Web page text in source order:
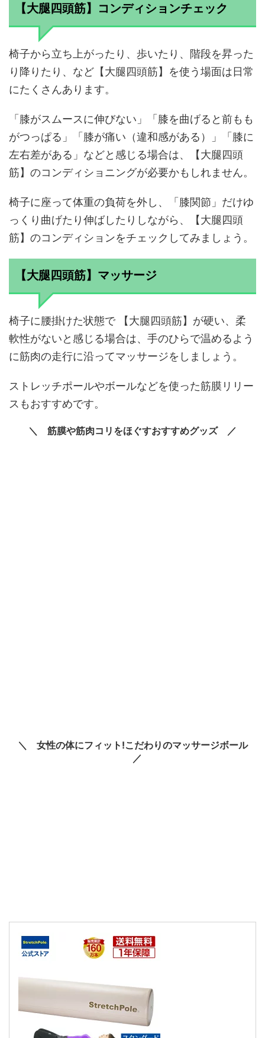
【大腿四頭筋】コンディションチェック
椅子から立ち上がったり、歩いたり、階段を昇った
り降りたり、など【大腿四頭筋】を使う場面は日常
にたくさんあります。
「膝がスムースに伸びない」「膝を曲げると前もも
がつっぱる」「膝が痛い（違和感がある）」「膝に
左右差がある」などと感じる場合は、【大腿四頭
筋】のコンディショニングが必要かもしれません。
椅子に座って体重の負荷を外し、「膝関節」だけゆ
っくり曲げたり伸ばしたりしながら、【大腿四頭
筋】のコンディションをチェックしてみましょう。
【大腿四頭筋】マッサージ
椅子に腰掛けた状態で 【大腿四頭筋】が硬い、柔
軟性がないと感じる場合は、手のひらで温めるよう
に筋肉の走行に沿ってマッサージをしましょう。
ストレッチポールやボールなどを使った筋膜リリー
スもおすすめです。
筋膜や筋肉コリをほぐすおすすめグッズ
女性の体にフィット!こだわりのマッサージボール